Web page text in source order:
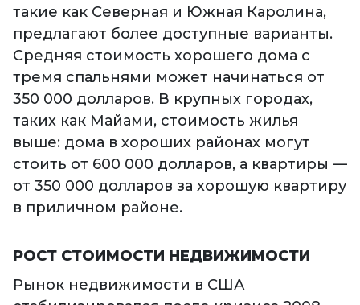
такие как Северная и Южная Каролина,
предлагают более доступные варианты.
Средняя стоимость хорошего дома с
тремя спальнями может начинаться от
350 000 долларов. В крупных городах,
таких как Майами, стоимость жилья
выше: дома в хороших районах могут
стоить от 600 000 долларов, а квартиры —
от 350 000 долларов за хорошую квартиру
в приличном районе.
РОСТ СТОИМОСТИ НЕДВИЖИМОСТИ
Рынок недвижимости в США